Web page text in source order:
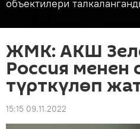
объектилери
ЖМК: АКШ
Россия менен
түрткүлөп
15:15 09.11.2022